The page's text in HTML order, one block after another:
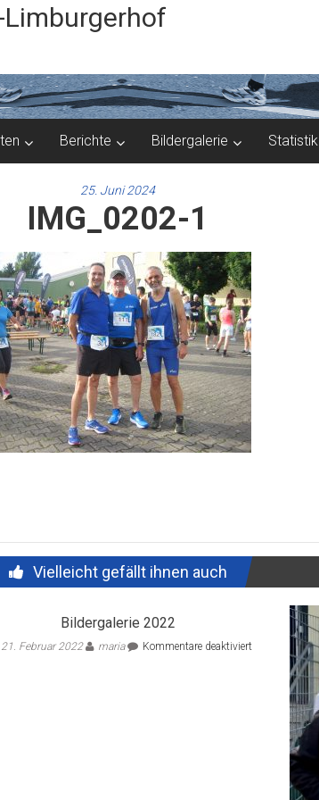
Berichte Bildergalerie Statistik
25. Juni 2024
IMG_0202-1
Vielleicht gefällt ihnen auch
Bildergalerie 2022
21. Februar 2022 maria Kommentare deaktiviertfür
Bildergalerie